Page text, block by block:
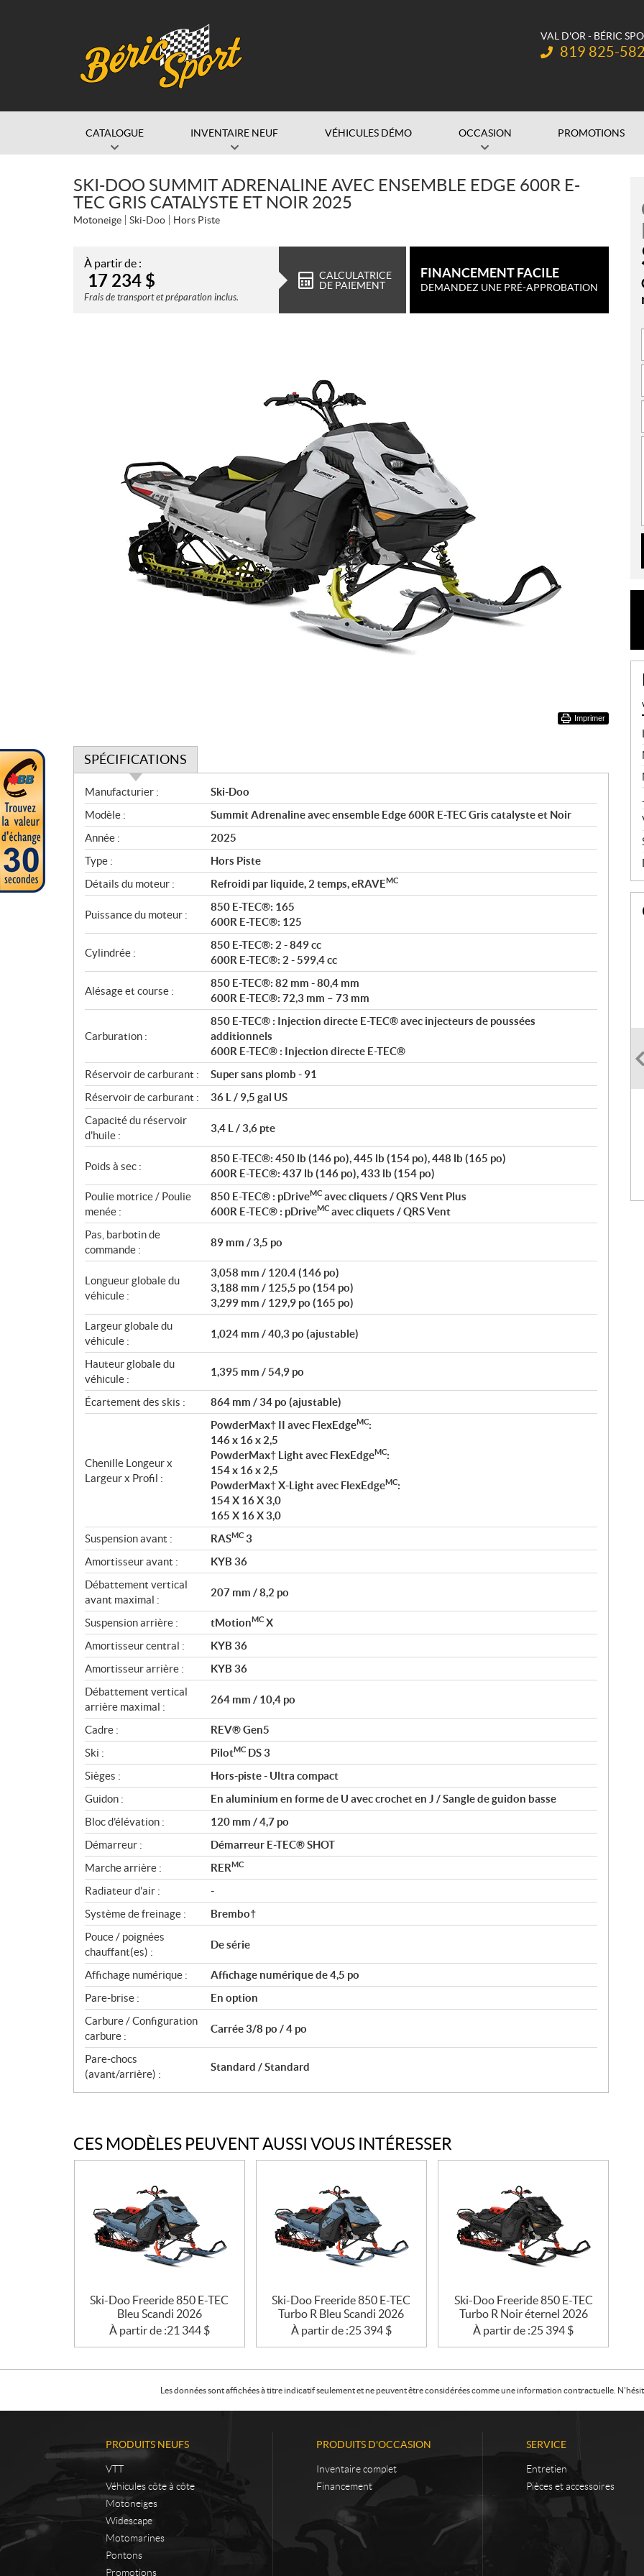
VAL D'OR - BÉRIC
Téléphone :
819 825-
CATALOGUE INVENTAIRE NEUF VÉHICULES DÉMO OCCASION PROMOTIONS
SKI-DOO SUMMIT ADRENALINE AVEC ENSEMBLE EDGE 600R E-
TEC GRIS CATALYSTE ET NOIR 2025
Motoneige Ski-Doo Hors Piste
À partir de :
17 234 $
Frais de transport et préparation inclus.
CALCULATRICE
DE PAIEMENT
FINANCEMENT FACILE
DEMANDEZ UNE PRÉ-APPROBATION
Imprimer
SPÉCIFICATIONS
S
p
é
c
i
f
i
c
a
t
i
s
Manufacturier :
Ski-Doo
Modèle :
Summit Adrenaline avec ensemble Edge 600R E-TEC Gris catalyste et Noir
Année :
2025
Type :
Hors Piste
Détails du moteur :
Refroidi par liquide, 2 temps, eRAVEMC
Puissance du moteur :
850 E-TEC®: 165
600R E-TEC®: 125
Cylindrée :
850 E-TEC®: 2 - 849 cc
600R E-TEC®: 2 - 599,4 cc
Alésage et course :
850 E-TEC®: 82 mm - 80,4 mm
600R E-TEC®: 72,3 mm – 73 mm
Carburation :
850 E-TEC® : Injection directe E-TEC® avec injecteurs de poussées
additionnels
600R E-TEC® : Injection directe E-TEC®
Réservoir de carburant :
Super sans plomb - 91
Réservoir de carburant :
36 L / 9,5 gal US
Capacité du réservoir
d'huile :
3,4 L / 3,6 pte
Poids à sec :
850 E-TEC®: 450 lb (146 po), 445 lb (154 po), 448 lb (165 po)
600R E-TEC®: 437 lb (146 po), 433 lb (154 po)
Poulie motrice / Poulie
menée :
850 E-TEC® : pDriveMC avec cliquets / QRS Vent Plus
600R E-TEC® : pDriveMC avec cliquets / QRS Vent
Pas, barbotin de
commande :
89 mm / 3,5 po
Longueur globale du
véhicule :
3,058 mm / 120.4 (146 po)
3,188 mm / 125,5 po (154 po)
3,299 mm / 129,9 po (165 po)
Largeur globale du
véhicule :
1,024 mm / 40,3 po (ajustable)
Hauteur globale du
véhicule :
1,395 mm / 54,9 po
Écartement des skis : 864 mm / 34 po (ajustable)
Chenille Longeur x
Largeur x Profil :
PowderMax† II avec FlexEdgeMC:
146 x 16 x 2,5
PowderMax† Light avec FlexEdgeMC:
154 x 16 x 2,5
PowderMax† X-Light avec FlexEdgeMC:
154 X 16 X 3,0
165 X 16 X 3,0
Suspension avant :
RASMC 3
Amortisseur avant :
KYB 36
Débattement vertical
avant maximal :
207 mm / 8,2 po
Suspension arrière : tMotionMC X
Amortisseur central :
KYB 36
Amortisseur arrière :
KYB 36
Débattement vertical
arrière maximal :
264 mm / 10,4 po
Cadre :
REV® Gen5
Ski :
PilotMC DS 3
Sièges :
Hors-piste - Ultra compact
Guidon :
En aluminium en forme de U avec crochet en J / Sangle de guidon basse
Bloc d’élévation :
120 mm / 4,7 po
Démarreur :
Démarreur E-TEC® SHOT
Marche arrière :
RERMC
Radiateur d'air :
-
Système de freinage :
Brembo†
Pouce / poignées
chauffant(es) :
De série
Affichage numérique :
Affichage numérique de 4,5 po
Pare-brise :
En option
Carbure / Configuration
carbure :
Carrée 3/8 po / 4 po
Pare-chocs
(avant/arrière) :
Standard / Standard
CES MODÈLES PEUVENT AUSSI VOUS INTÉRESSER
Ski-Doo Freeride 850 E-TEC
Bleu Scandi 2026
À partir de :21 344 $
Ski-Doo Freeride 850 E-TEC
Turbo R Bleu Scandi 2026
À partir de :25 394 $
Ski-Doo Freeride 850 E-TEC
Turbo R Noir éternel 2026
À partir de :25 394 $
Les données sont affichées à titre indicatif seulement et ne peuvent être considérées comme une information contractuelle.
PRODUITS NEUFS
VTT
Véhicules côte à côte
Motoneiges
Widescape
Motomarines
Pontons
Promotions
PRODUITS D'OCCASION
Inventaire complet
Financement
SERVICE
Entretien
Pièces et accessoires